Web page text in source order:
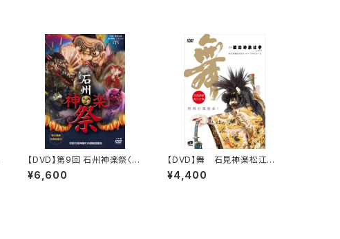
【DVD】第9回 石州神楽祭〈D
VD 4枚組〉
¥6,600
【DVD】舞 石見神楽松江公
演
¥4,400